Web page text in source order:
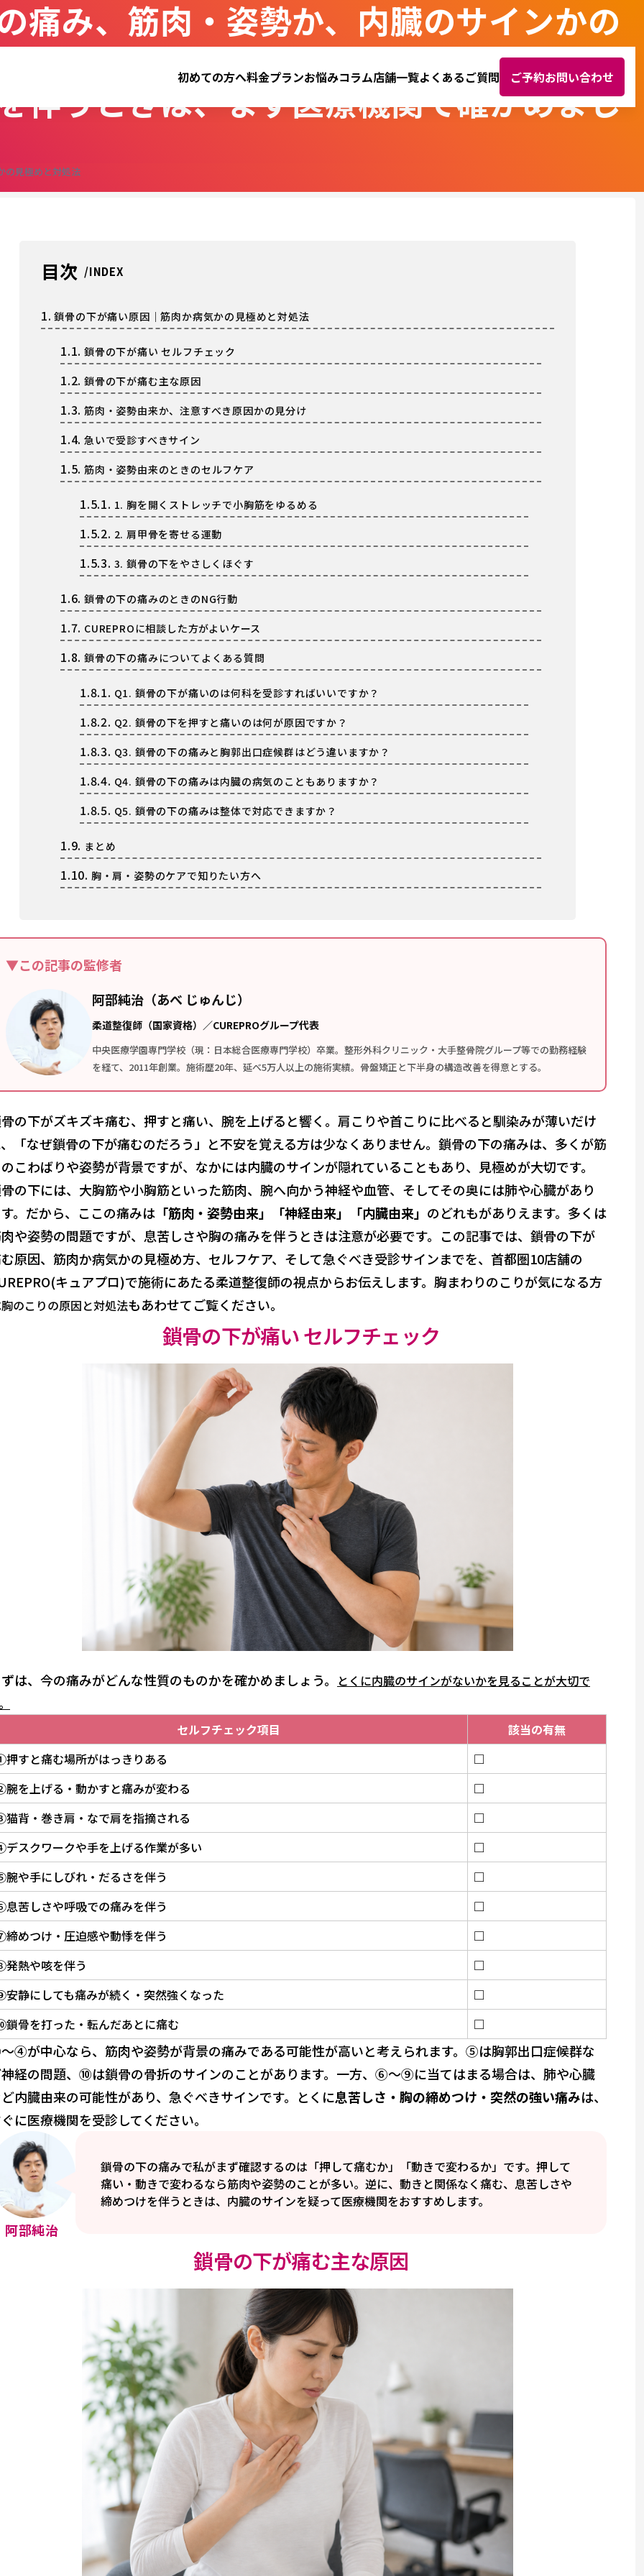
初めての方へ料金プランお悩みコラム店舗一覧よくあるご質問 ご予約お問い合わせ
痛み、筋肉・姿勢か、内臓のサインかの
伴うときは、まず医療機関で確かめまし
の見極めと対処法
目次
1. 鎖骨の下が痛い原因｜筋肉か病気かの見極めと対処法
1.1. 鎖骨の下が痛い セルフチェック
1.2. 鎖骨の下が痛む主な原因
1.3. 筋肉・姿勢由来か、注意すべき原因かの見分け
1.4. 急いで受診すべきサイン
1.5. 筋肉・姿勢由来のときのセルフケア
1.5.1. 1. 胸を開くストレッチで小胸筋をゆるめる
1.5.2. 2. 肩甲骨を寄せる運動
1.5.3. 3. 鎖骨の下をやさしくほぐす
1.6. 鎖骨の下の痛みのときのNG行動
1.7. CUREPROに相談した方がよいケース
1.8. 鎖骨の下の痛みについてよくある質問
1.8.1. Q1. 鎖骨の下が痛いのは何科を受診すればいいですか？
1.8.2. Q2. 鎖骨の下を押すと痛いのは何が原因ですか？
1.8.3. Q3. 鎖骨の下の痛みと胸郭出口症候群はどう違いますか？
1.8.4. Q4. 鎖骨の下の痛みは内臓の病気のこともありますか？
1.8.5. Q5. 鎖骨の下の痛みは整体で対応できますか？
1.9. まとめ
1.10. 胸・肩・姿勢のケアで知りたい方へ
▼この記事の監修者
阿部純治（あべ じゅんじ）
柔道整復師（国家資格）／CUREPROグループ代表
中央医療学園専門学校（現：日本総合医療専門学校）卒業。整形外科クリニック・大手整骨院グループ等での勤務経験
を経て、2011年創業。施術歴20年、延べ5万人以上の施術実績。骨盤矯正と下半身の構造改善を得意とする。
の下がズキズキ痛む、押すと痛い、腕を上げると響く。肩こりや首こりに比べると馴染みが薄いだけ
「なぜ鎖骨の下が痛むのだろう」と不安を覚える方は少なくありません。鎖骨の下の痛みは、多くが筋
こわばりや姿勢が背景ですが、なかには内臓のサインが隠れていることもあり、見極めが大切です。
の下には、大胸筋や小胸筋といった筋肉、腕へ向かう神経や血管、そしてその奥には肺や心臓があり
。だから、ここの痛みは 「筋肉・姿勢由来」「神経由来」「内臓由来」 のどれもがありえます。多くは
や姿勢の問題ですが、息苦しさや胸の痛みを伴うときは注意が必要です。この記事では、鎖骨の下が
原因、筋肉か病気かの見極め方、セルフケア、そして急ぐべき受診サインまでを、首都圏10店舗の
キュアプロ)で施術にあたる柔道整復師の視点からお伝えします。胸まわりのこりが気になる方
胸のこりの原因と対処法もあわせてご覧ください。
鎖骨の下が痛い セルフチェック
は、今の痛みがどんな性質のものかを確かめましょう。
とくに内臓のサインがないかを見ることが大切で
セルフチェック項目
該当の有無
すと痛む場所がはっきりある
□
を上げる・動かすと痛みが変わる
□
背・巻き肩・なで肩を指摘される
□
スクワークや手を上げる作業が多い
□
や手にしびれ・だるさを伴う
□
苦しさや呼吸での痛みを伴う
□
めつけ・圧迫感や動悸を伴う
□
熱や咳を伴う
□
静にしても痛みが続く・突然強くなった
□
骨を打った・転んだあとに痛む
□
④が中心なら、筋肉や姿勢が背景の痛みである可能性が高いと考えられます。⑤は胸郭出口症候群な
経の問題、⑩は鎖骨の骨折のサインのことがあります。一方、⑥〜⑨に当てはまる場合は、肺や心臓
内臓由来の可能性があり、急ぐべきサインです。とくに息苦しさ・胸の締めつけ・突然の強い痛みは、
に医療機関を受診してください。
阿部純治
鎖骨の下の痛みで私がまず確認するのは「押して痛むか」「動きで変わるか」です。押して
痛い・動きで変わるなら筋肉や姿勢のことが多い。逆に、動きと関係なく痛む、息苦しさや
締めつけを伴うときは、内臓のサインを疑って医療機関をおすすめします。
鎖骨の下が痛む主な原因